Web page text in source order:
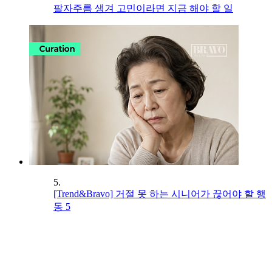
팔자주름 생겨 고민이라면 지금 해야 할 일
5.
[Trend&Bravo] 거절 못 하는 시니어가 끊어야 할 행
동 5